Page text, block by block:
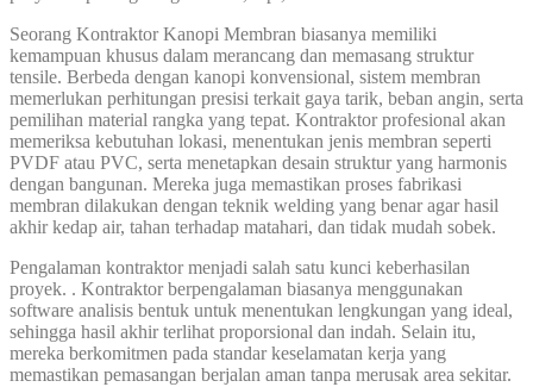
Seorang Kontraktor Kanopi Membran biasanya memiliki
kemampuan khusus dalam merancang dan memasang struktur
tensile. Berbeda dengan kanopi konvensional, sistem membran
memerlukan perhitungan presisi terkait gaya tarik, beban angin, serta
pemilihan material rangka yang tepat. Kontraktor profesional akan
memeriksa kebutuhan lokasi, menentukan jenis membran seperti
PVDF atau PVC, serta menetapkan desain struktur yang harmonis
dengan bangunan. Mereka juga memastikan proses fabrikasi
membran dilakukan dengan teknik welding yang benar agar hasil
akhir kedap air, tahan terhadap matahari, dan tidak mudah sobek.
Pengalaman kontraktor menjadi salah satu kunci keberhasilan
proyek. . Kontraktor berpengalaman biasanya menggunakan
software analisis bentuk untuk menentukan lengkungan yang ideal,
sehingga hasil akhir terlihat proporsional dan indah. Selain itu,
mereka berkomitmen pada standar keselamatan kerja yang
memastikan pemasangan berjalan aman tanpa merusak area sekitar.